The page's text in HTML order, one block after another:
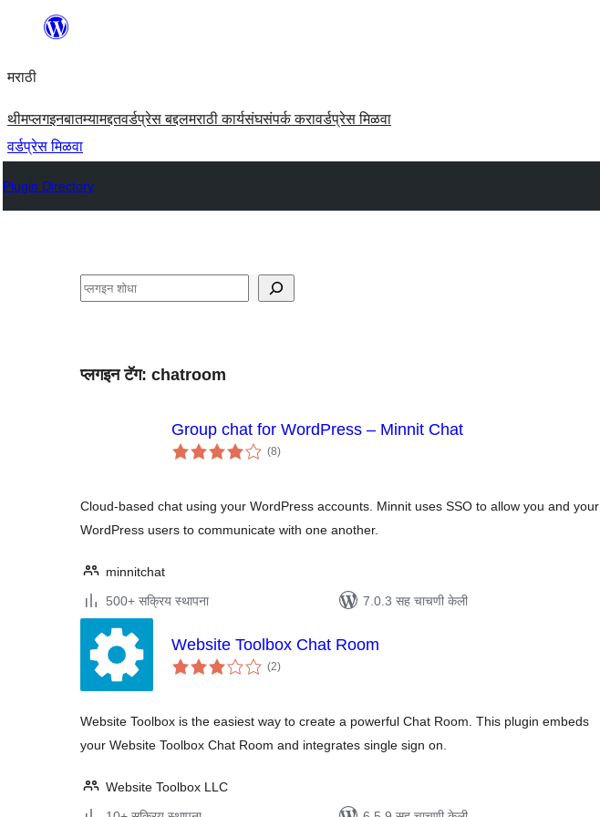
सामुग्रीवर
मराठी
थीमप्लगइनबातम्यामद्दतवर्डप्रेस बद्दलमराठी कार्यसंघसंपर्क करावर्डप्रेस मिळवा
वर्डप्रेस मिळवा
Plugin Directory
शोधा
प्लगइन टॅग: chatroom
Group chat for WordPress – Minnit Chat
(8एकूण
मूल्यांकन
)
Cloud-based chat using your WordPress accounts. Minnit uses SSO to allow you and your
WordPress users to communicate with one another.
minnitchat
500+ सक्रिय स्थापना
7.0.3 सह चाचणी केली
Website Toolbox Chat Room
(2एकूण
मूल्यांकन
)
Website Toolbox is the easiest way to create a powerful Chat Room. This plugin embeds
your Website Toolbox Chat Room and integrates single sign on.
Website Toolbox LLC